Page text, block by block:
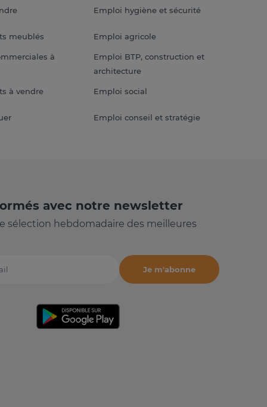
meublés
à
à vendre
Emploi hygiène et sécurité
Emploi agricole
Emploi BTP, construction et
architecture
Emploi social
Emploi conseil et stratégie
avec notre newsletter
sélection hebdomadaire des meilleures
Je m'abonne